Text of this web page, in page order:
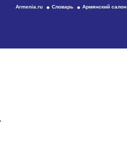
Armenia.ru Словарь Армянский салон